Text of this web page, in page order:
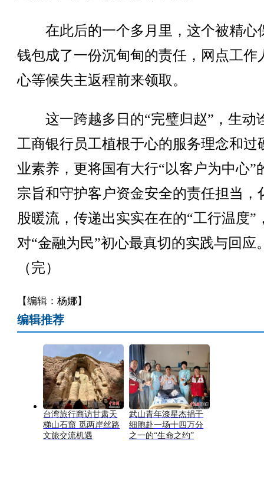
在此后的一个多月里，这个被精心
钱包成了一份沉甸甸的责任，网点工作
心等候失主返程前来领取。
这一跨越多日的“完璧归赵”，生动
工商银行员工植根于心的服务理念和过
业素养，更将国有大行“以客户为中心”
宗旨和守护客户资金安全的责任担当，
股暖流，传递出实实在在的“工行温度”
对“金融为民”初心最真切的实践与回应
（完）
【编辑：杨娜】
编辑推荐
台湾旅行商访甘肃天
梯山石窟 觅两岸丝路
文旅交流机遇
武山青年漆星杰捐干
细胞赴一场十四万分
之一的“生命之约”